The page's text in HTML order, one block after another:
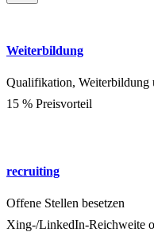
Weiterbildung
Qualifikation, Weiterbildung
15 % Preisvorteil
recruiting
Offene Stellen besetzen
Xing-/LinkedIn-Reichweite